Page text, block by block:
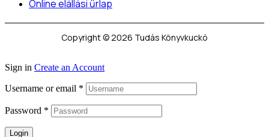
Online elállási űrlap
Copyright © 2026 Tudás Könyvkuckó
Sign in Create an Account
Username or email *
Password *
Login